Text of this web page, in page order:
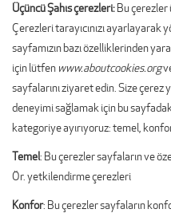
Üçüncü Şahıs çerezleri:Bu çerezler
Çerezleri tarayıcınızı ayarlayarak
sayfamızın bazı özelliklerinden
için lütfen www.aboutcookies.org
sayfalarını ziyaret edin. Size çerez
deneyimi sağlamak için bu
kategoriye ayırıyoruz: temel,
Temel: Bu çerezler sayfaların ve
Ör. yetkilendirme çerezleri
Konfor: Bu çerezler sayfaların